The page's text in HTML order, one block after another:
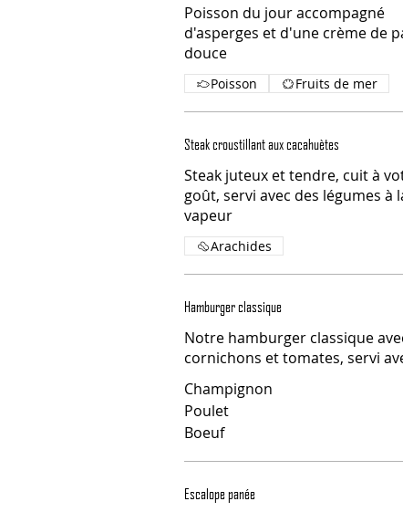
Poisson du jour accompagné
d'asperges et d'une crème de
douce
Poisson Fruits de mer
Steak croustillant aux cacahuètes
Steak juteux et tendre, cuit à
goût, servi avec des légumes à
vapeur
Arachides
Hamburger classique
Notre hamburger classique
cornichons et tomates, servi
Champignon
Poulet
Boeuf
Escalope panée